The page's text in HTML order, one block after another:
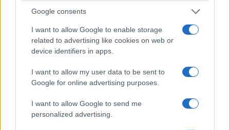
Google consents
I want to allow Google to enable storage
related to advertising like cookies on web or
device identifiers in apps.
I want to allow my user data to be sent to
Google for online advertising purposes.
I want to allow Google to send me
personalized advertising.
ΣΥΛΛΟΓΟΙ